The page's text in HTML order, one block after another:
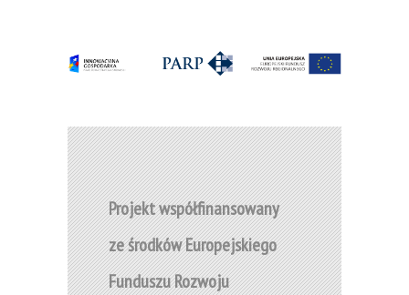
Projekt współfinansowany
ze środków Europejskiego
Funduszu Rozwoju